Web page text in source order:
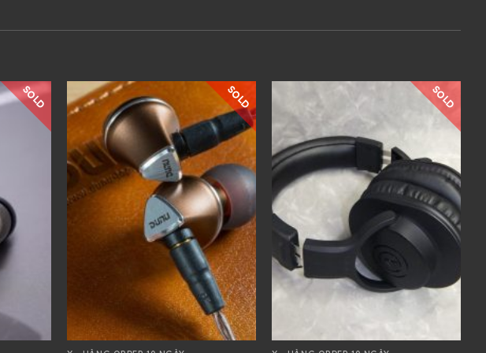
SOLD SOLD SOLD